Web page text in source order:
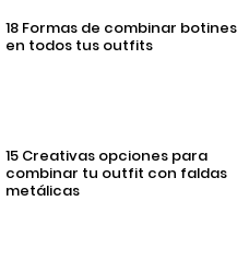
18 Formas de combinar botines
en todos tus outfits
15 Creativas opciones para
combinar tu outfit con faldas
metálicas